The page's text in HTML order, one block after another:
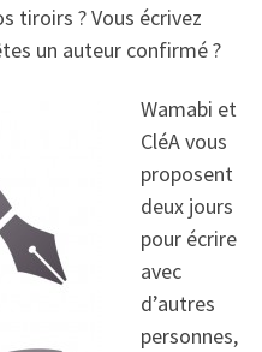
tiroirs ? Vous écrivez
un auteur confirmé ?
Wamabi et
CléA vous
proposent
deux jours
pour écrire
avec
d’autres
personnes,